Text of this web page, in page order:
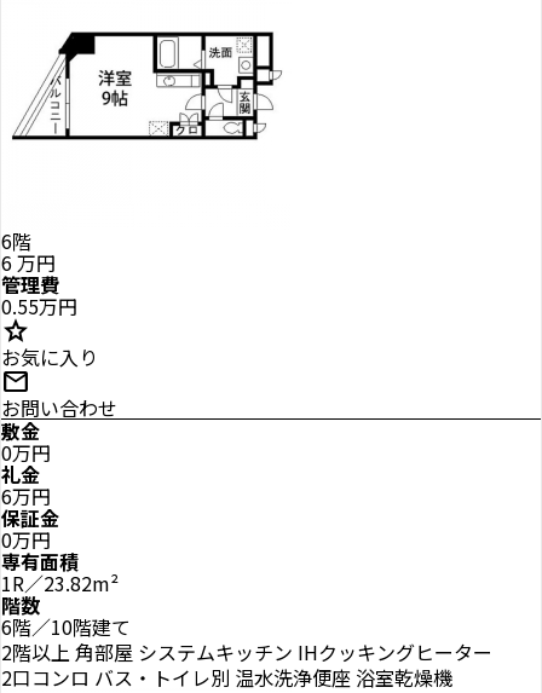
6階
6万円
管理費
0.55万円
star
お気に入り
mail
お問い合わせ
敷金
0万円
礼金
6万円
保証金
0万円
専有面積
1R／23.82m²
階数
6階／10階建て
2階以上 角部屋 システムキッチン IHクッキングヒーター
2口コンロ バス・トイレ別 温水洗浄便座 浴室乾燥機